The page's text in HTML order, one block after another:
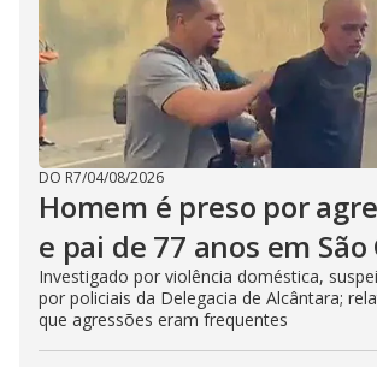
DO R7/04/08/2026
Homem é preso por
e pai de 77 anos em São
Investigado por violência doméstica,
por policiais da Delegacia de Alcântara;
que agressões eram frequentes